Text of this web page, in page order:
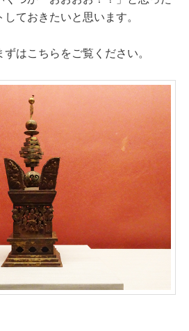
ておきたいと思います。
はこちらをご覧ください。